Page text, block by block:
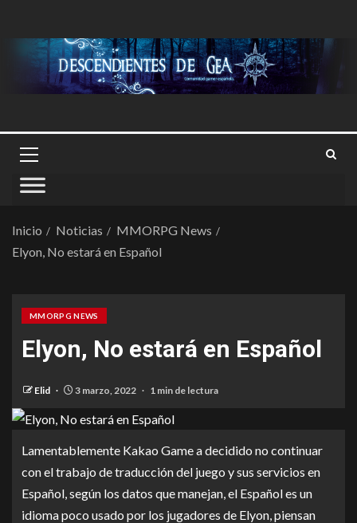
Inicio Noticias
MMORPG News
Elyon, No estará en Español
MMORPG NEWS
Elyon, No estará en Español
Elid 3 marzo, 2022 1 min de lectura
Lamentablemente Kakao Game a decidido no continuar
con el trabajo de traducción del juego y sus servicios en
Español, según los datos que manejan, el Español es un
idioma poco usado por los jugadores de Elyon, piensan